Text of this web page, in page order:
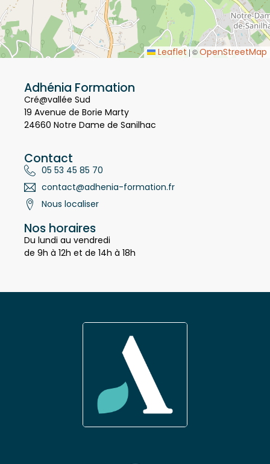
Leaflet | ©OpenStreetMap
Adhénia Formation
Cré@vallée Sud
19 Avenue de Borie Marty
24660 Notre Dame de Sanilhac
Contact
05 53 45 85 70
contact@adhenia-formation.fr
Nous localiser
Nos horaires
Du lundi au vendredi
de 9h à 12h et de 14h à 18h